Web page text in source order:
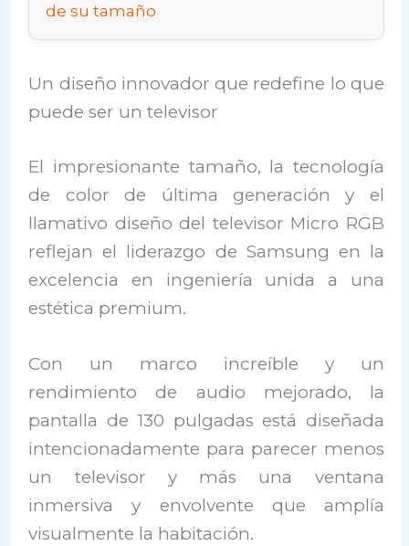
de su tamaño
Un diseño innovador que redefine lo que
puede ser un televisor
El impresionante tamaño, la tecnología
de color de última generación y el
llamativo diseño del televisor Micro RGB
reflejan el liderazgo de Samsung en la
excelencia en ingeniería unida a una
estética premium.
Con un marco increíble y un
rendimiento de audio mejorado, la
pantalla de 130 pulgadas está diseñada
intencionadamente para parecer menos
un televisor y más una ventana
inmersiva y envolvente que amplía
visualmente la habitación.